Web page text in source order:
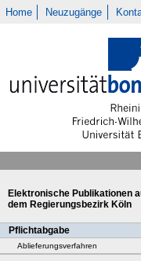
Home Neuzugänge
Elektronische Publikationen
dem Regierungsbezirk Köln
Pflichtabgabe
Ablieferungsverfahren